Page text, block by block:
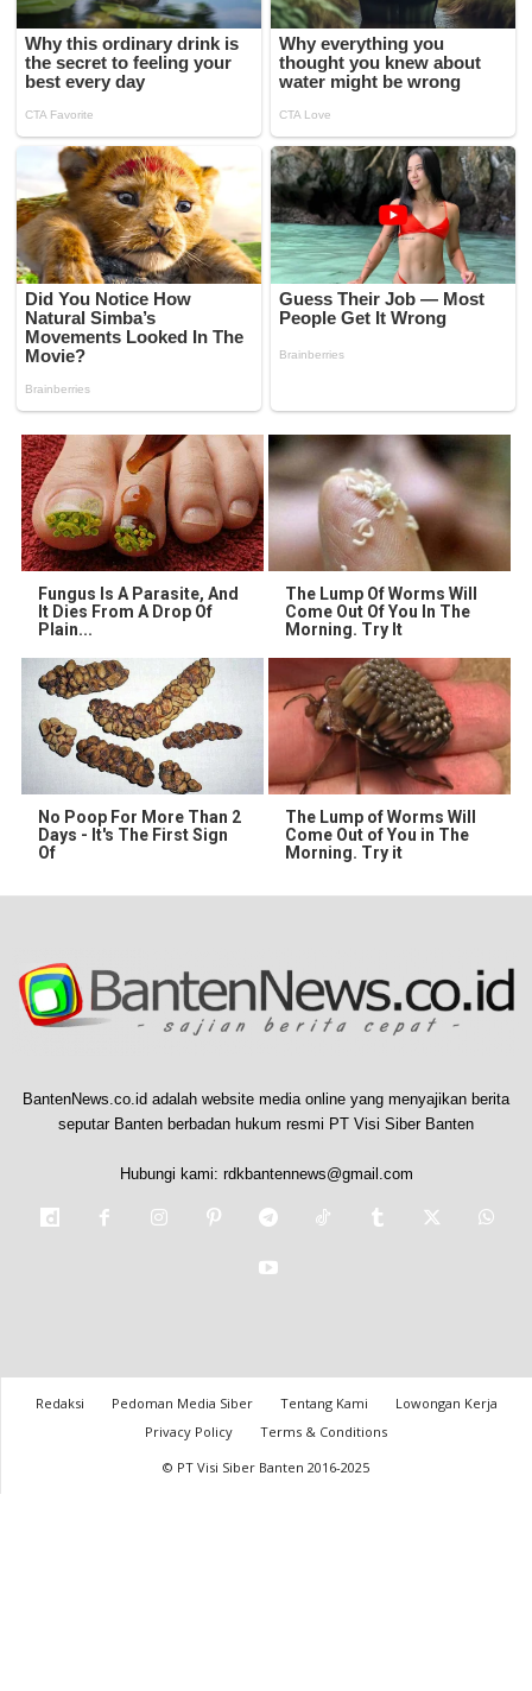
Fungus Is A Parasite, And
It Dies From A Drop Of
Plain...
The Lump Of Worms Will
Come Out Of You In The
Morning. Try It
No Poop For More Than 2
Days - It's The First Sign
Of
The Lump of Worms Will
Come Out of You in The
Morning. Try it
BantenNews.co.id adalah website media online yang menyajikan berita
seputar Banten berbadan hukum resmi PT Visi Siber Banten
Hubungi kami: rdkbantennews@gmail.com
Redaksi Pedoman Media Siber Tentang Kami
Lowongan Kerja
Privacy Policy
Terms & Conditions
© PT Visi Siber Banten 2016-2025